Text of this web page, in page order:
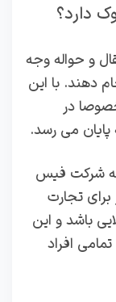
دارد؟
و حواله وجه
دهند. با این
در
پایان می رسد.
که شرکت فیس
تجارت
باشد و این
افراد